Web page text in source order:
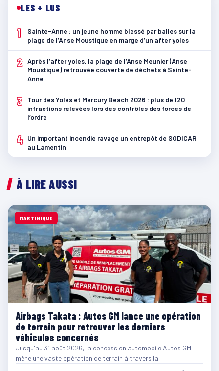
LES + LUS
1
Sainte-Anne : un jeune homme blessé par balles sur la
plage de l’Anse Moustique en marge d’un after yoles
2 Après l’after yoles, la plage de l’Anse Meunier (Anse
Moustique) retrouvée couverte de déchets à Sainte-
Anne
3
Tour des Yoles et Mercury Beach 2026 : plus de 120
infractions relevées lors des contrôles des forces de
l’ordre
4 Un important incendie ravage un entrepôt de SODICAR
au Lamentin
À LIRE AUSSI
MARTINIQUE
Airbags Takata : Autos GM lance une opération
de terrain pour retrouver les derniers
véhicules concernés
Jusqu'au 31 août 2026, la concession automobile Autos GM
mène une vaste opération de terrain à travers la…